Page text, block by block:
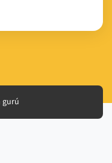
gurú